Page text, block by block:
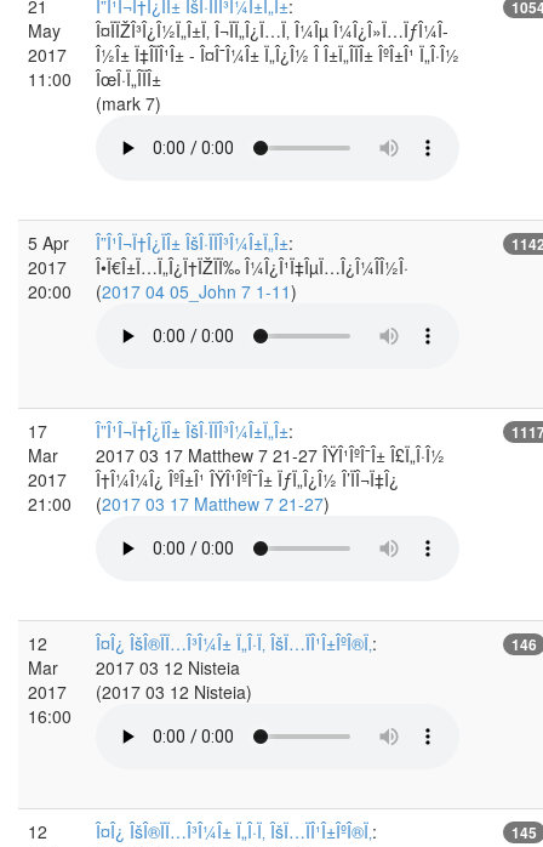
21
May
2017
11:00
Î”Î¹Î¬Ï†Î¿ÏÎ± ÎšÎ·ÏÏÎ³Î¼Î±Ï„Î±:
Î¤ÏÏŽÎ³Î¿Î½Ï„Î±Ï‚ Î¬ÏÏ„Î¿Ï…Ï‚ Î¼Îµ Î¼Î¿Î»Ï…ÏƒÎ¼Î­
Î½Î± Ï‡Î­ÏÎ¹Î± - Î¤Î¯Î¼Î± Ï„Î¿Î½ Î Î±Ï„Î­ÏÎ± ÎºÎ±Î¹ Ï„Î·Î½
ÎœÎ·Ï„Î­ÏÎ±
(mark 7)
5 Apr
2017
20:00
Î”Î¹Î¬Ï†Î¿ÏÎ± ÎšÎ·ÏÏÎ³Î¼Î±Ï„Î±:
Î•Ï€Î±Ï…Ï„Î¿Ï†ÏŽÏÏ‰ Î¼Î¿Î¹Ï‡ÎµÏ…Î¿Î¼Î­Î½Î·
(2017 04 05_John 7 1-11)
17
Mar
2017
21:00
Î”Î¹Î¬Ï†Î¿ÏÎ± ÎšÎ·ÏÏÎ³Î¼Î±Ï„Î±:
2017 03 17 Matthew 7 21-27 ÎŸÎ¹ÎºÎ¯Î± Î£Ï„Î·Î½
Î†Î¼Î¼Î¿ ÎºÎ±Î¹ ÎŸÎ¹ÎºÎ¯Î± ÏƒÏ„Î¿Î½ Î’ÏÎ¬Ï‡Î¿
(2017 03 17 Matthew 7 21-27)
12
Mar
2017
16:00
Î¤Î¿ ÎšÎ®ÏÏ…Î³Î¼Î± Ï„Î·Ï‚ ÎšÏ…ÏÎ¹Î±ÎºÎ®Ï‚ :
2017 03 12 Nisteia
(2017 03 12 Nisteia)
146
12
Î¤Î¿ ÎšÎ®ÏÏ…Î³Î¼Î± Ï„Î·Ï‚ ÎšÏ…ÏÎ¹Î±ÎºÎ®Ï‚ :
145